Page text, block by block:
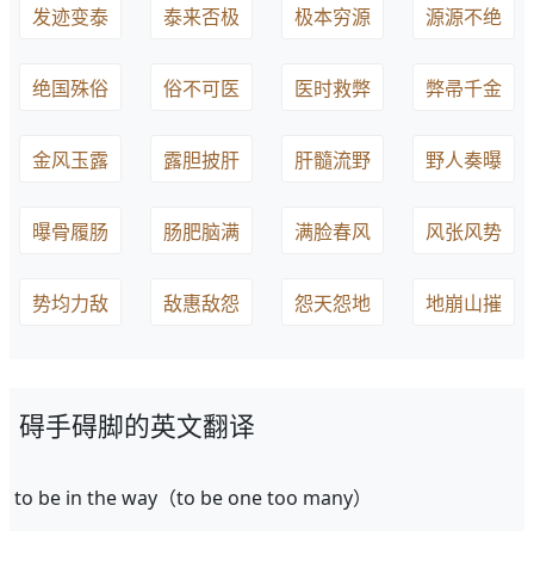
发迹变泰 泰来否极 极本穷源 源源不绝
绝国殊俗 俗不可医 医时救弊 弊帚千金
金风玉露 露胆披肝 肝髓流野 野人奏曝
曝骨履肠 肠肥脑满 满脸春风 风张风势
势均力敌 敌惠敌怨 怨天怨地 地崩山摧
碍手碍脚的英文翻译
to be in the way（to be one too many）